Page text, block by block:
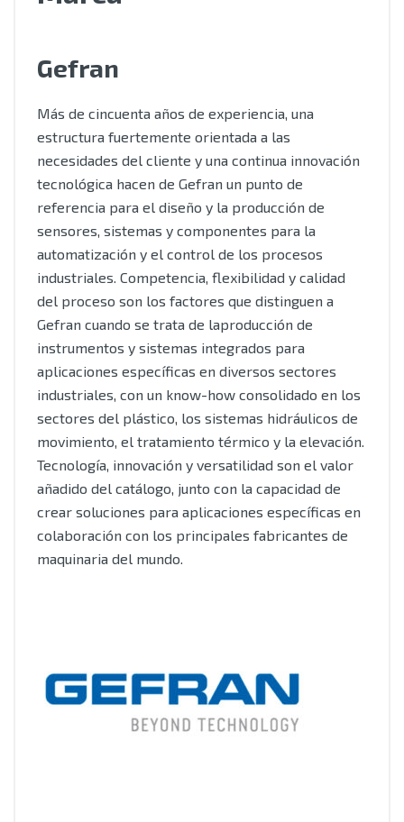
Gefran
Más de cincuenta años de experiencia, una
estructura fuertemente orientada a las
necesidades del cliente y una continua innovación
tecnológica hacen de Gefran un punto de
referencia para el diseño y la producción de
sensores, sistemas y componentes para la
automatización y el control de los procesos
industriales. Competencia, flexibilidad y calidad
del proceso son los factores que distinguen a
Gefran cuando se trata de laproducción de
instrumentos y sistemas integrados para
aplicaciones específicas en diversos sectores
industriales, con un know-how consolidado en los
sectores del plástico, los sistemas hidráulicos de
movimiento, el tratamiento térmico y la elevación.
Tecnología, innovación y versatilidad son el valor
añadido del catálogo, junto con la capacidad de
crear soluciones para aplicaciones específicas en
colaboración con los principales fabricantes de
maquinaria del mundo.